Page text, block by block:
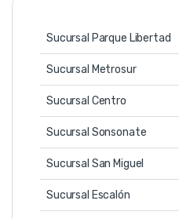
Sucursal Parque Libertad
Sucursal Metrosur
Sucursal Centro
Sucursal Sonsonate
Sucursal San Miguel
Sucursal Escalón